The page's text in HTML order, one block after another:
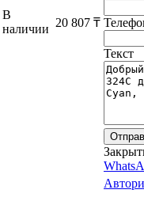
В
наличии 20 807 ₸
Текст